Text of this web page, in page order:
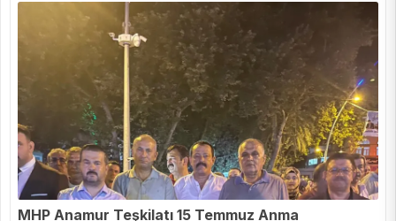
MHP Anamur Teşkilatı 15 Temmuz Anma